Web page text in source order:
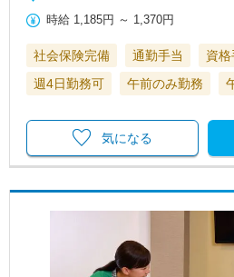
時給 1,185円 ～ 1,370円
社会保険完備 通勤手当 資格
週4日勤務可
午前のみ勤務
気になる